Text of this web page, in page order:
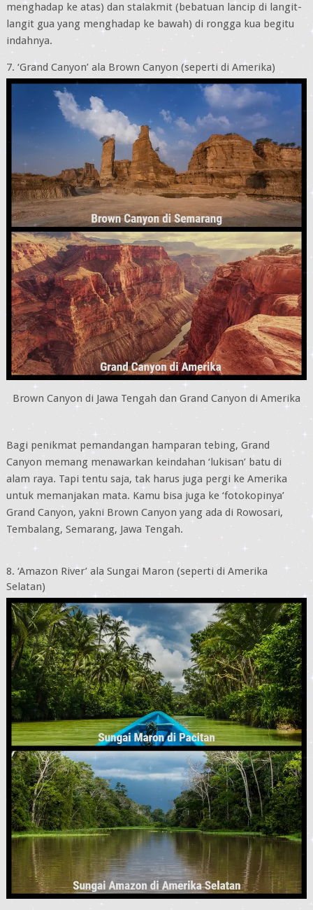
menghadap ke atas) dan stalakmit (bebatuan lancip di langit-
langit gua yang menghadap ke bawah) di rongga kua begitu
indahnya.
7. ‘Grand Canyon’ ala Brown Canyon (seperti di Amerika)
Brown Canyon di Jawa Tengah dan Grand Canyon di Amerika
Bagi penikmat pemandangan hamparan tebing, Grand
Canyon memang menawarkan keindahan ‘lukisan’ batu di
alam raya. Tapi tentu saja, tak harus juga pergi ke Amerika
untuk memanjakan mata. Kamu bisa juga ke ‘fotokopinya’
Grand Canyon, yakni Brown Canyon yang ada di Rowosari,
Tembalang, Semarang, Jawa Tengah.
8. ‘Amazon River’ ala Sungai Maron (seperti di Amerika
Selatan)